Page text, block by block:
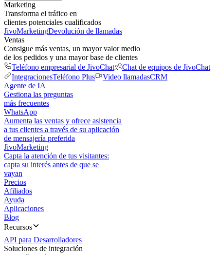
Marketing
Transforma el tráfico en
clientes potenciales cualificados
JivoMarketingDevolución de llamadas
Ventas
Consigue más ventas, un mayor valor medio
de los pedidos y una mayor base de clientes
Teléfono empresarial de JivoChat
Chat de equipos de JivoChat
IntegracionesTeléfono Plus Video llamadasCRM
Agente de IA
Gestiona las preguntas
más frecuentes
WhatsApp
Aumenta las ventas y ofrece asistencia
a tus clientes a través de su aplicación
de mensajería preferida
JivoMarketing
Capta la atención de tus visitantes:
capta su interés antes de que se
vayan
Precios
Afiliados
Ayuda
Aplicaciones
Blog
Recursos
API para Desarrolladores
Soluciones de integración